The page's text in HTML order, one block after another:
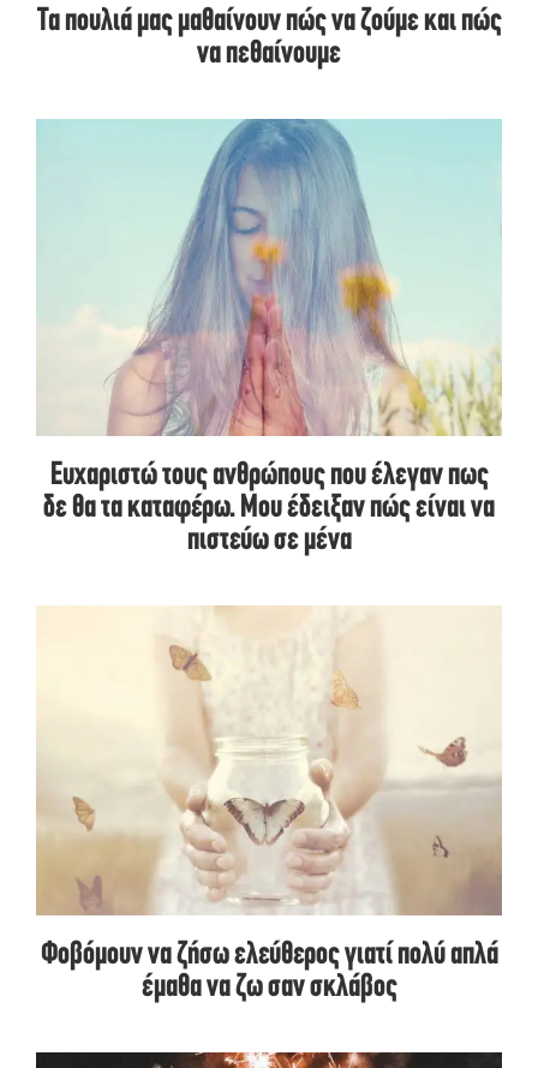
Τα πουλιά μας μαθαίνουν πώς να ζούμε και πώς
να πεθαίνουμε
Ευχαριστώ τους ανθρώπους που έλεγαν πως
δε θα τα καταφέρω. Μου έδειξαν πώς είναι να
πιστεύω σε μένα
Φοβόμουν να ζήσω ελεύθερος γιατί πολύ απλά
έμαθα να ζω σαν σκλάβος